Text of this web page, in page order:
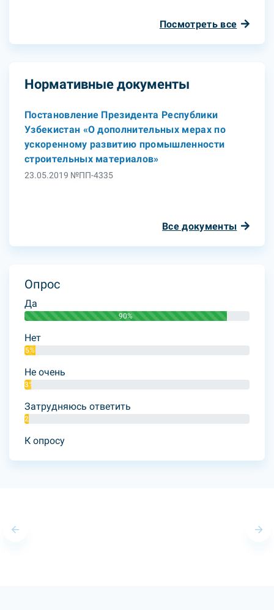
Посмотреть все
Нормативные документы
Постановление Президента Республики
Узбекистан «О дополнительных мерах по
ускоренному развитию промышленности
строительных материалов»
23.05.2019 №ПП-4335
Все документы
Опрос
Да
90%
Нет
5%
Не очень
3%
Затрудняюсь ответить
2%
К опросу